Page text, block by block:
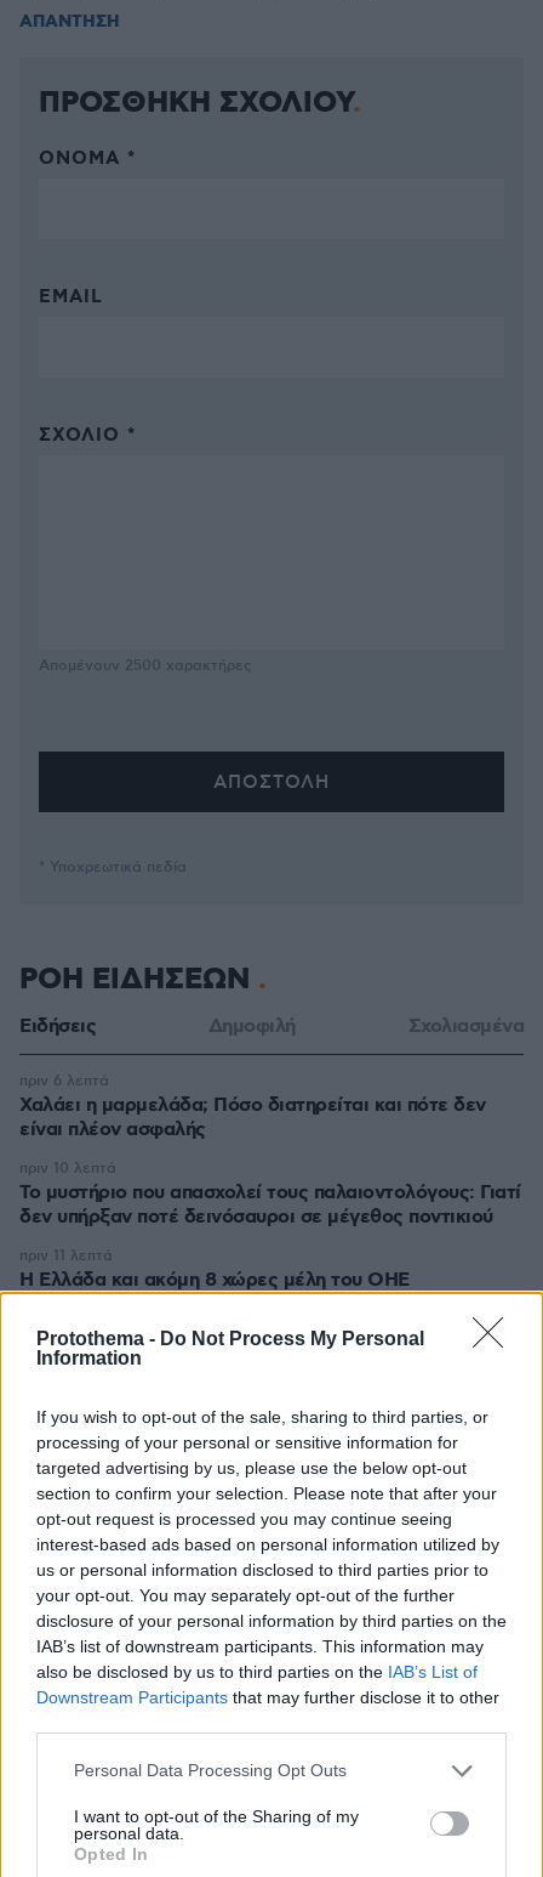
Protothema - Do Not Process My Personal
Information
If you wish to opt-out of the sale, sharing to third parties, or
processing of your personal or sensitive information for
targeted advertising by us, please use the below opt-out
section to confirm your selection. Please note that after your
opt-out request is processed you may continue seeing
interest-based ads based on personal information utilized by
us or personal information disclosed to third parties prior to
your opt-out. You may separately opt-out of the further
disclosure of your personal information by third parties on the
IAB’s list of downstream participants. This information may
also be disclosed by us to third parties on the IAB’s List of
Downstream Participants that may further disclose it to other
Please note that this website/app uses one or more Google
not limited to your visit or usage behaviour. You may click to
grant or deny consent to Google and its third-party tags to
use your data for below specified purposes in below Google
Personal Data Processing Opt Outs
I want to opt-out of the Sharing of my
personal data.
Opted In
ΑΠΑΝΤΗΣΗ
ΠΡΟΣΘΗΚΗ ΣΧΟΛΙΟΥ
ΌΝΟΜΑ *
EMAIL
ΣΧΌΛΙΟ *
Απομένουν 2500 χαρακτήρες
* Υποχρεωτικά πεδία
ΡΟΗ ΕΙΔΗΣΕΩΝ
Ειδήσεις Δημοφιλή Σχολιασμένα
Χαλάει η μαρμελάδα; Πόσο διατηρείται και πότε δεν
είναι πλέον ασφαλής
πριν 6 λεπτά
Το μυστήριο που απασχολεί τους παλαιοντολόγους: Γιατί
δεν υπήρξαν ποτέ δεινόσαυροι σε μέγεθος ποντικιού
πριν 10 λεπτά
Η Ελλάδα και ακόμη 8 χώρες μέλη του ΟΗΕ
λειτουργίας του Μηχανισμού Ποινικών Δικαστηρίων
πριν 11 λεπτά
3,5 δλ.
πριν 12 λεπτά
ΠΑΟΚ - Άντερλεχτ 0-1 (Β' ημίχρονο): Παλεύει για την
ισοφάριση ο «Δικέφαλος», έχασε πέναλτι ο Μιχαηλίδης,
LIVE UPDATE πριν 13 λεπτά
Τροχαίο ατύχημα για τον Mike, η ανάρτηση του ράπερ
πριν 14 λεπτά
5 ιστορικές εκκλησίες που αξίζει να γνωρίσετε στην
παλιά πόλη της Κέρκυρας
πριν 16 λεπτά
πριν 19 λεπτά
Προϊόν εργαστηρίου ή της φύσης ο κορωνοϊός; Άλλα
έλεγε δημόσια ο Φάουτσι και άλλα ιδιωτικά, αρνήθηκε
100 φορές να απαντήσει στο Κογκρέσο